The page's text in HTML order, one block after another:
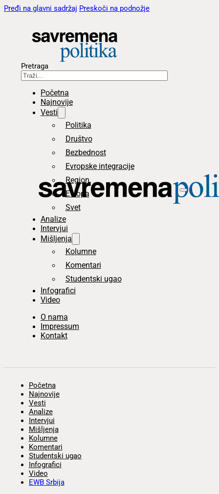
Pređi na glavni sadržaj Preskoči na podnožje
Pretraga
Početna
Najnovije
Vesti
Politika
Društvo
Bezbednost
Evropske integracije
Region
Evropa
Svet
Analize
Intervjui
Mišljenja
Kolumne
Komentari
Studentski ugao
Infografici
Video
O nama
Impressum
Kontakt
Početna
Najnovije
Vesti
Analize
Intervjui
Mišljenja
Kolumne
Komentari
Studentski ugao
Infografici
Video
EWB Srbija